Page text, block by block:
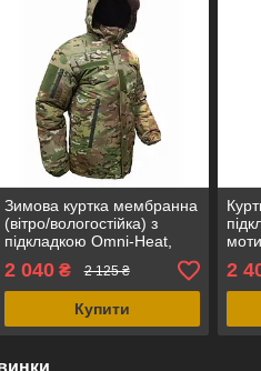
Зимова куртка мембранна
(вітро/вологостійка) з
підкладкою Omni-Heat,
multicam. UA.
2 040₴ 2 125 ₴
Купити
2